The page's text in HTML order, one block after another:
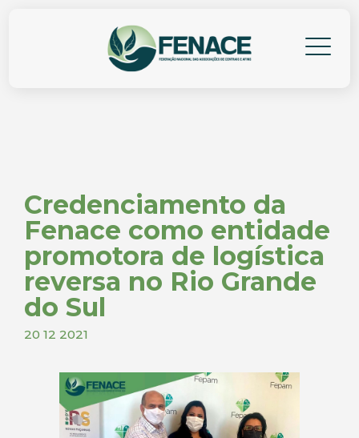
Credenciamento da
Fenace como entidade
promotora de logística
reversa no Rio Grande
do Sul
20 12 2021